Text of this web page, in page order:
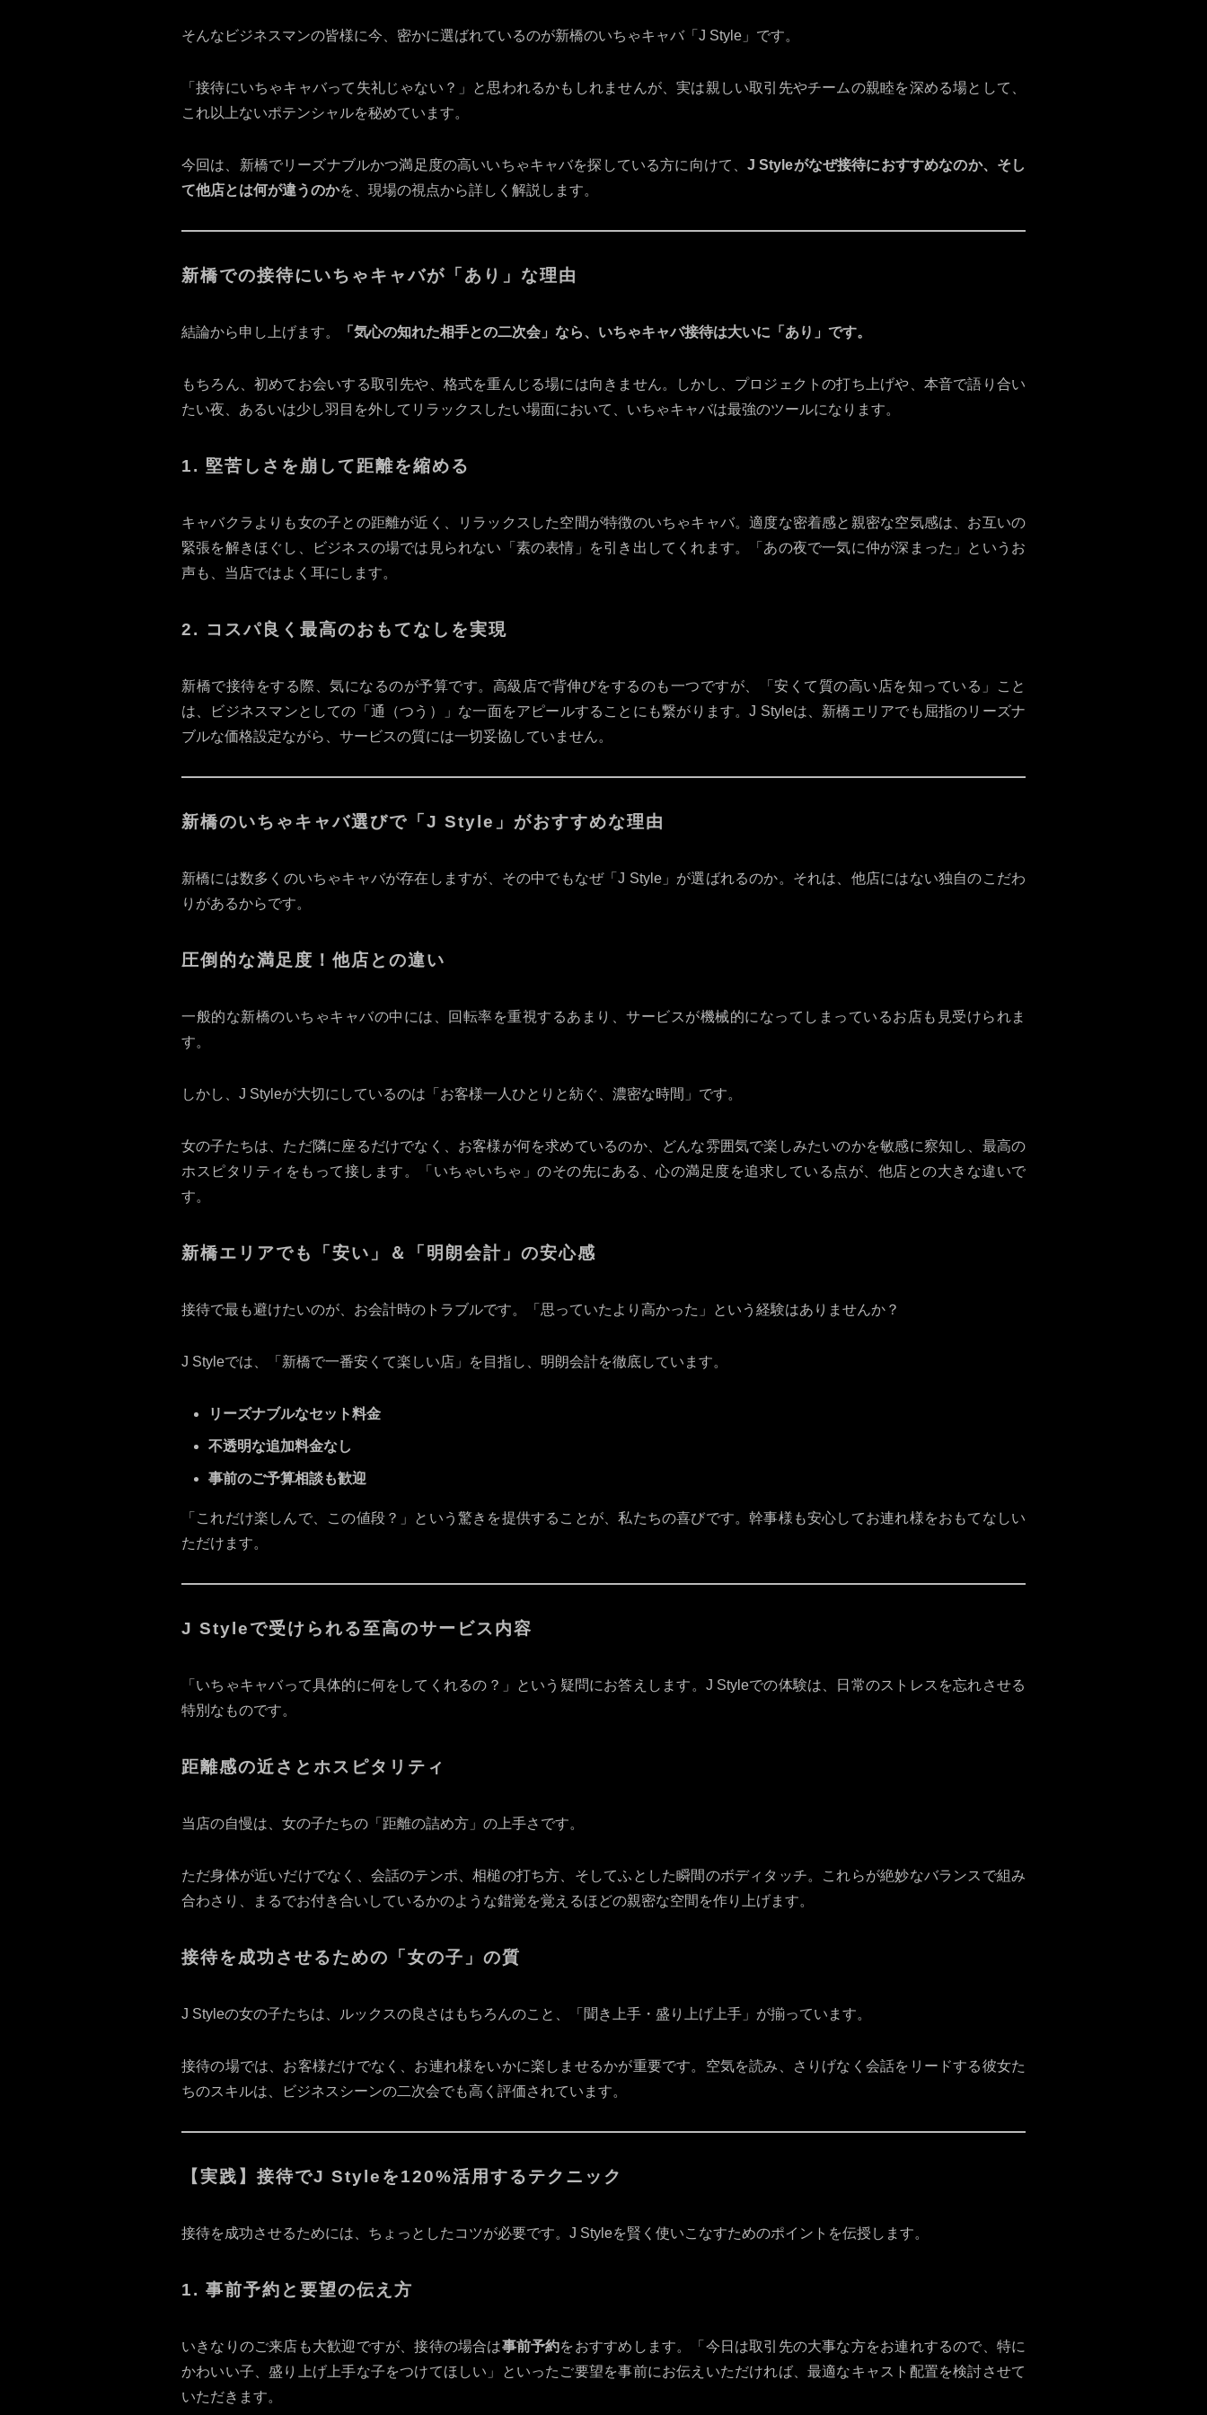
そんなビジネスマンの皆様に今、密かに選ばれているのが新橋のいちゃキャバ「J Style」です。
「接待にいちゃキャバって失礼じゃない？」と思われるかもしれませんが、実は親しい取引先やチームの親睦を深める場として、
これ以上ないポテンシャルを秘めています。
今回は、新橋でリーズナブルかつ満足度の高いいちゃキャバを探している方に向けて、J Styleがなぜ接待におすすめなのか、そし
て他店とは何が違うのかを、現場の視点から詳しく解説します。
新橋での接待にいちゃキャバが「あり」な理由
結論から申し上げます。 「気心の知れた相手との二次会」なら、いちゃキャバ接待は大いに「あり」です。
もちろん、初めてお会いする取引先や、格式を重んじる場には向きません。しかし、プロジェクトの打ち上げや、本音で語り合い
たい夜、あるいは少し羽目を外してリラックスしたい場面において、いちゃキャバは最強のツールになります。
1. 堅苦しさを崩して距離を縮める
キャバクラよりも女の子との距離が近く、リラックスした空間が特徴のいちゃキャバ。適度な密着感と親密な空気感は、お互いの
緊張を解きほぐし、ビジネスの場では見られない「素の表情」を引き出してくれます。「あの夜で一気に仲が深まった」というお
声も、当店ではよく耳にします。
2. コスパ良く最高のおもてなしを実現
新橋で接待をする際、気になるのが予算です。高級店で背伸びをするのも一つですが、「安くて質の高い店を知っている」こと
は、ビジネスマンとしての「通（つう）」な一面をアピールすることにも繋がります。J Styleは、新橋エリアでも屈指のリーズナ
ブルな価格設定ながら、サービスの質には一切妥協していません。
新橋のいちゃキャバ選びで「J Style」がおすすめな理由
新橋には数多くのいちゃキャバが存在しますが、その中でもなぜ「J Style」が選ばれるのか。それは、他店にはない独自のこだわ
りがあるからです。
圧倒的な満足度！他店との違い
一般的な新橋のいちゃキャバの中には、回転率を重視するあまり、サービスが機械的になってしまっているお店も見受けられま
す。
しかし、J Styleが大切にしているのは「お客様一人ひとりと紡ぐ、濃密な時間」です。
女の子たちは、ただ隣に座るだけでなく、お客様が何を求めているのか、どんな雰囲気で楽しみたいのかを敏感に察知し、最高の
ホスピタリティをもって接します。「いちゃいちゃ」のその先にある、心の満足度を追求している点が、他店との大きな違いで
す。
新橋エリアでも「安い」＆「明朗会計」の安心感
接待で最も避けたいのが、お会計時のトラブルです。「思っていたより高かった」という経験はありませんか？
J Styleでは、「新橋で一番安くて楽しい店」を目指し、明朗会計を徹底しています。
リーズナブルなセット料金
不透明な追加料金なし
事前のご予算相談も歓迎
「これだけ楽しんで、この値段？」という驚きを提供することが、私たちの喜びです。幹事様も安心してお連れ様をおもてなしい
ただけます。
J Styleで受けられる至高のサービス内容
「いちゃキャバって具体的に何をしてくれるの？」という疑問にお答えします。J Styleでの体験は、日常のストレスを忘れさせる
特別なものです。
距離感の近さとホスピタリティ
当店の自慢は、女の子たちの「距離の詰め方」の上手さです。
ただ身体が近いだけでなく、会話のテンポ、相槌の打ち方、そしてふとした瞬間のボディタッチ。これらが絶妙なバランスで組み
合わさり、まるでお付き合いしているかのような錯覚を覚えるほどの親密な空間を作り上げます。
接待を成功させるための「女の子」の質
J Styleの女の子たちは、ルックスの良さはもちろんのこと、「聞き上手・盛り上げ上手」が揃っています。
接待の場では、お客様だけでなく、お連れ様をいかに楽しませるかが重要です。空気を読み、さりげなく会話をリードする彼女た
ちのスキルは、ビジネスシーンの二次会でも高く評価されています。
【実践】接待でJ Styleを120%活用するテクニック
接待を成功させるためには、ちょっとしたコツが必要です。J Styleを賢く使いこなすためのポイントを伝授します。
1. 事前予約と要望の伝え方
いきなりのご来店も大歓迎ですが、接待の場合は事前予約をおすすめします。「今日は取引先の大事な方をお連れするので、特に
かわいい子、盛り上げ上手な子をつけてほしい」といったご要望を事前にお伝えいただければ、最適なキャスト配置を検討させて
いただきます。